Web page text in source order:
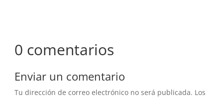
0 comentarios
Enviar un comentario
Tu dirección de correo electrónico no será publicada. Los